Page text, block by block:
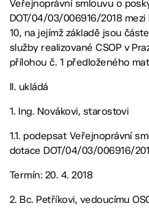
Veřejnoprávní smlouvu o
DOT/04/03/006916/2018 mezi
10, na jejímž základě jsou
služby realizované CSOP v
přílohou č. 1 předloženého
II. ukládá
1. Ing. Novákovi, starostovi
1.1. podepsat Veřejnoprávní
dotace DOT/04/03/006916/
Termín: 20. 4. 2018
2. Bc. Petříkovi, vedoucímu